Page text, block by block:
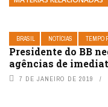
BRASIL NOTÍCIAS TEMPO
Presidente do BB
agências de
7 DE JANEIRO DE 2019